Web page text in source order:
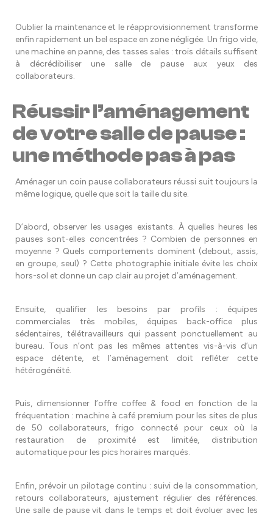
Oublier la maintenance et le réapprovisionnement transforme
enfin rapidement un bel espace en zone négligée. Un frigo vide,
une machine en panne, des tasses sales : trois détails suffisent
à décrédibiliser une salle de pause aux yeux des
collaborateurs.
Réussir l’aménagement
de votre salle de pause :
une méthode pas à pas
Aménager un coin pause collaborateurs réussi suit toujours la
même logique, quelle que soit la taille du site.
D’abord, observer les usages existants. À quelles heures les
pauses sont-elles concentrées ? Combien de personnes en
moyenne ? Quels comportements dominent (debout, assis,
en groupe, seul) ? Cette photographie initiale évite les choix
hors-sol et donne un cap clair au projet d’aménagement.
Ensuite, qualifier les besoins par profils : équipes
commerciales très mobiles, équipes back-office plus
sédentaires, télétravailleurs qui passent ponctuellement au
bureau. Tous n’ont pas les mêmes attentes vis-à-vis d’un
espace détente, et l’aménagement doit refléter cette
hétérogénéité.
Puis, dimensionner l’offre coffee & food en fonction de la
fréquentation : machine à café premium pour les sites de plus
de 50 collaborateurs, frigo connecté pour ceux où la
restauration de proximité est limitée, distribution
automatique pour les pics horaires marqués.
Enfin, prévoir un pilotage continu : suivi de la consommation,
retours collaborateurs, ajustement régulier des références.
Une salle de pause vit dans le temps et doit évoluer avec les